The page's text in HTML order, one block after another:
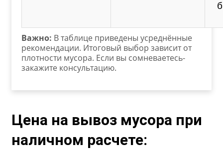
Важно: В таблице приведены усреднённые
рекомендации. Итоговый выбор зависит от
плотности мусора. Если вы сомневаетесь-
закажите консультацию.
Цена на вывоз мусора при
наличном расчете: